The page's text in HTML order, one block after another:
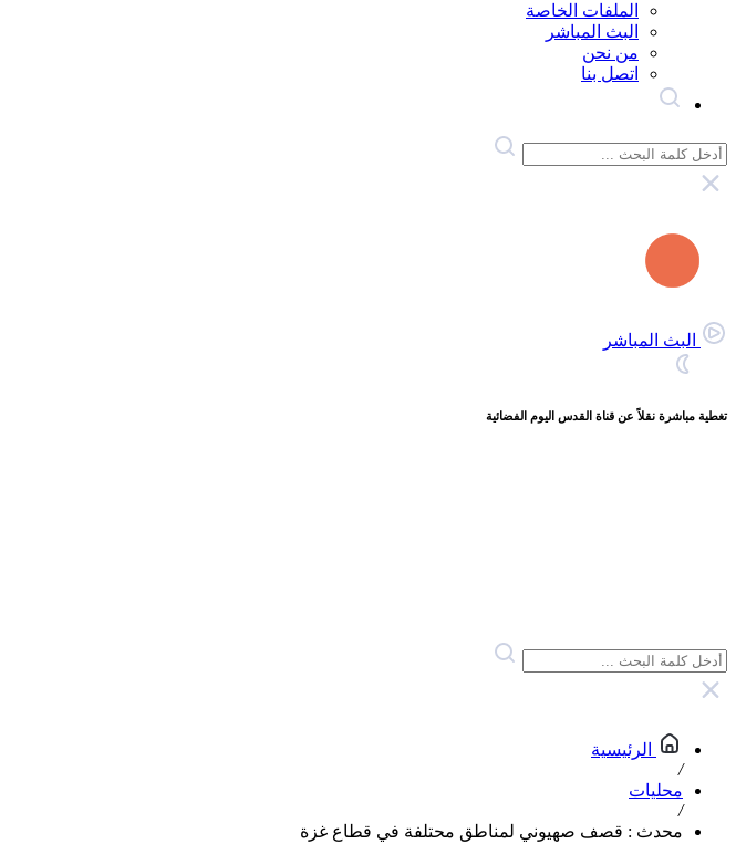
الملفات الخاصة
البث المباشر
من نحن
اتصل بنا
البث المباشر
تغطية مباشرة نقلاً عن قناة القدس اليوم الفضائية
الرئيسية
/
محليات
/
محدث : قصف صهيوني لمناطق محتلفة في قطاع غزة